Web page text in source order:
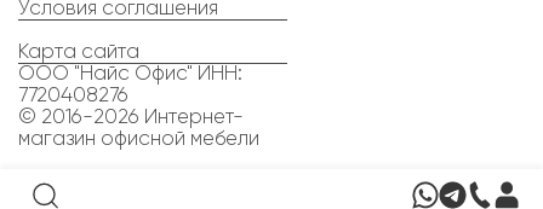
Условия соглашения
Карта сайта
ООО "Найс Офис" ИНН:
7720408276
© 2016-2026 Интернет-
магазин офисной мебели